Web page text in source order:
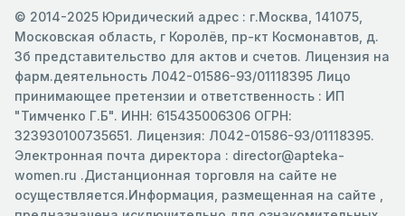
© 2014-2025 Юридический адрес : г.Москва, 141075,
Московская область, г Королёв, пр-кт Космонавтов, д.
3б представительство для актов и счетов. Лицензия на
фарм.деятельность Л042-01586-93/01118395 Лицо
принимающее претензии и ответственность : ИП
"Тимченко Г.Б". ИНН: 615435006306 ОГРН:
323930100735651. Лицензия: Л042-01586-93/01118395.
Электронная почта директора : director@apteka-
women.ru .Дистанционная торговля на сайте не
осуществляется.Информация, размещенная на сайте ,